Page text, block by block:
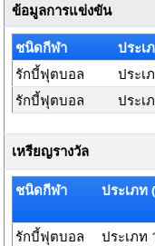
ข้อมูลการแข่งขัน
ชนิดกีฬา
ประเ
รักบี้ฟุตบอล
ประเ
รักบี้ฟุตบอล
ประเ
เหรียญรางวัล
ชนิดกีฬา ประเภท
รักบี้ฟุตบอล ประเภท